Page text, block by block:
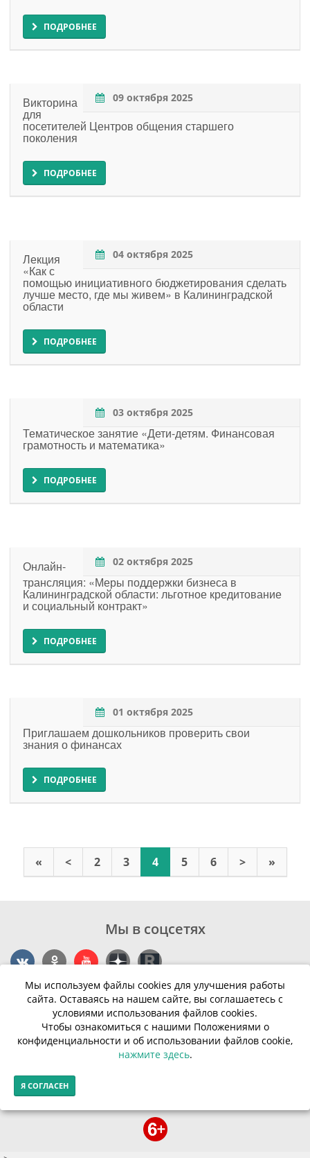
ПОДРОБНЕЕ
09 октября 2025
Викторина
для
посетителей Центров общения старшего
поколения
ПОДРОБНЕЕ
04 октября 2025
Лекция
«Как с
помощью инициативного бюджетирования сделать
лучше место, где мы живем» в Калининградской
области
ПОДРОБНЕЕ
03 октября 2025
Тематическое занятие «Дети-детям. Финансовая
грамотность и математика»
ПОДРОБНЕЕ
02 октября 2025
Онлайн-
трансляция: «Меры поддержки бизнеса в
Калининградской области: льготное кредитование
и социальный контракт»
ПОДРОБНЕЕ
01 октября 2025
Приглашаем дошкольников проверить свои
знания о финансах
ПОДРОБНЕЕ
« < 2 3 4 5 6 > »
Мы используем файлы cookies для улучшения работы
сайта. Оставаясь на нашем сайте, вы соглашаетесь с
условиями использования файлов cookies.
Чтобы ознакомиться с нашими Положениями о
конфиденциальности и об использовании файлов cookie,
нажмите здесь.
Я СОГЛАСЕН
Мы в соцсетях
Контакты
г. Калининград, ул. Эпроновская, 1
Часы работы: с 10:00 до 20:00
© Финансовая грамотность населения 2013-2026г.